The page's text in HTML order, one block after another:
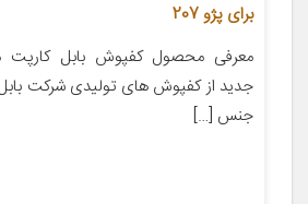
برای پژو 207
معرفی محصول کفپوش بابل کارپت
جدید از کفپوش های تولیدی شرکت بابل
جنس […]